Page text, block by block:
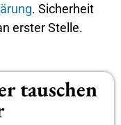
. Sicherheit
erster Stelle.
tauschen